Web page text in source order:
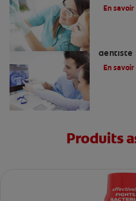
En savoir
dentiste
En savoir
Produits